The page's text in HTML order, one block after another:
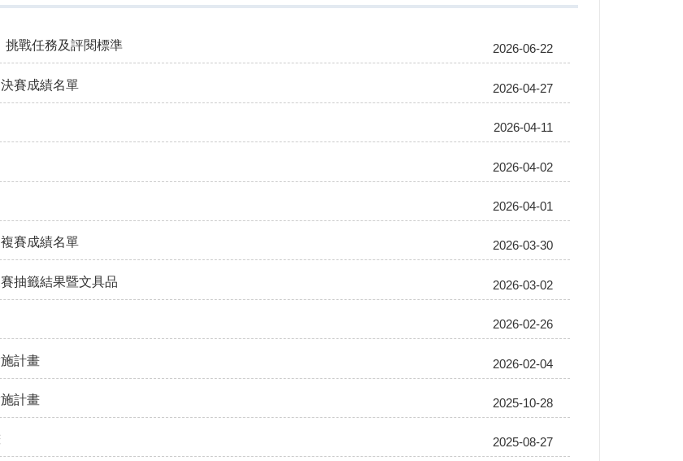
2026-06-22
挑戰任務及評閱標準
2026-04-27
賽成績名單
2026-04-11
2026-04-02
2026-04-01
2026-03-30
賽成績名單
2026-03-02
抽籤結果暨文具品
2026-02-26
2026-02-04
計畫
2025-10-28
計畫
2025-08-27